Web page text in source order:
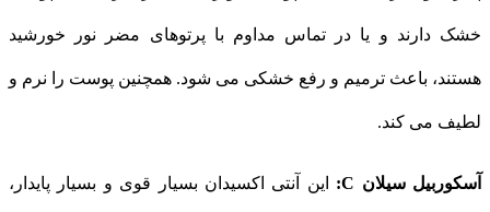
خشک دارند و یا در تماس مداوم با پرتوهای مضر نور خورشید
هستند، باعث ترمیم و رفع خشکی می شود. همچنین پوست را نرم و
لطیف می کند.
آسکوربیل سیلان C: این آنتی اکسیدان بسیار قوی و بسیار پایدار،